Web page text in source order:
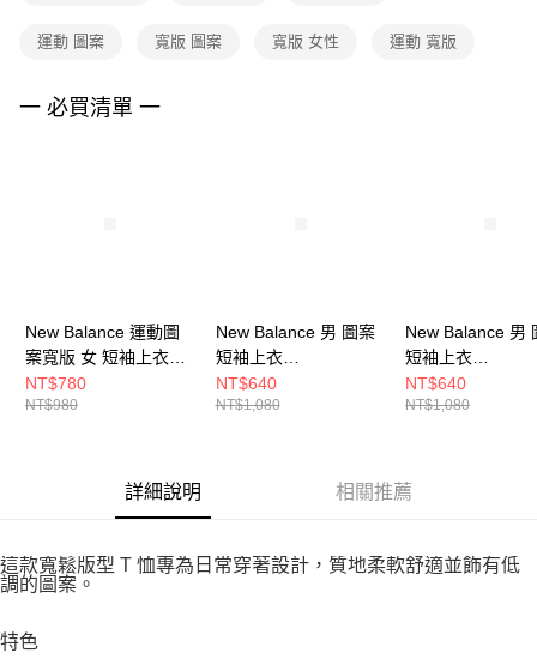
權轉讓予恩沛科技股份有限公司。
３．未成年的使用者請事先徵得法定代理人或監護人之同意方可使用
「AFTEE先享後付」，若未經同意申辦者引起之損失，本公司不負相關責
運動 圖案 寬版 圖案 寬版 女性 運動 寬版
一 必買清單 一
New Balance 運動圖
案寬版 女 短袖上衣
WT61P205BK-F
NT$780
NT$980
New Balance 男 圖案
短袖上衣
MT53501GAB-F
NT$640
NT$1,080
New Balance 男
短袖上衣
MT53501BK-F
NT$640
NT$1,080
詳細說明 相關推薦
這款寬鬆版型 T 恤專為日常穿著設計，質地柔軟舒適並飾有低
調的圖案。
特色